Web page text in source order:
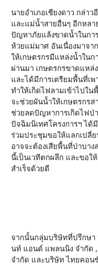
นายอำเภอเชียงดาว กล่า
และแม่น้ำสายอื่นๆ อีกหล
ปัญหาภัยแล้งขาดน้ำในการ
ห้วยแม่มาศ อันเนื่องมาจา
ให้เกษตรกรมีแหล่งน้ำในก
ผ่านมา เกษตรกรขาดแหล่
และได้มีการเตรียมพื้นที่เ
ทำให้เกิดไฟลามเข้าไปใ
จะช่วยผันน้ำให้เกษตรกร
ช่วยลดปัญหาการเกิดไฟป่
ปัจฉิมนิเทศโครงการฯ ได้
ร่วมประชุมขอให้แลกเปลี่
อาจจะต้องเสียพื้นที่ป่าบา
นี้เป็นเวทีตกผลึก และขอใ
สำเร็จด้วยดี
จากนั้นกลุ่มบริษัทที่ปรึกษา
นท์ แอนด์ แพลนนิง จำกัด
จำกัด และบริษัท ไทยคอน